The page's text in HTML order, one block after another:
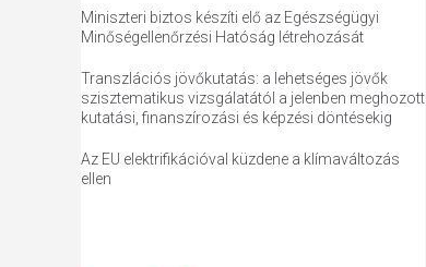
Miniszteri biztos készíti elő az Egészségügyi
Minőségellenőrzési Hatóság létrehozását
Transzlációs jövőkutatás: a lehetséges jövők
szisztematikus vizsgálatától a jelenben meghozott
kutatási, finanszírozási és képzési döntésekig
Az EU elektrifikációval küzdene a klímaváltozás
ellen